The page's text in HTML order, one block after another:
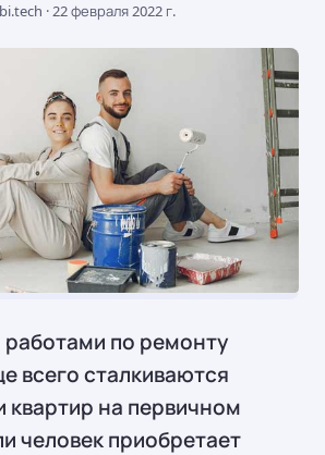
·22 февраля 2022 г.
по ремонту
всего сталкиваются
квартир на первичном
человек приобретает